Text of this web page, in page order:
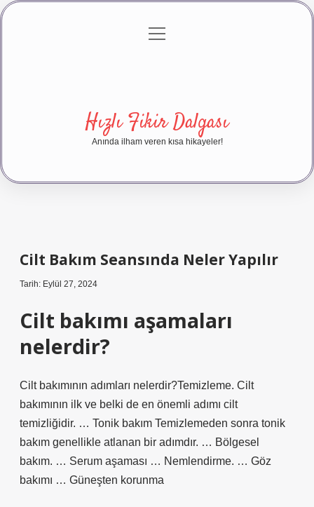
Gizlilik Politikası
menüyü
Hızlı Fikir Dalgası
Anında ilham veren kısa hikayeler!
Cilt Bakım Seansında Neler Yapılır
Tarih: Eylül 27, 2024
Cilt bakımı aşamaları
nelerdir?
Cilt bakımının adımları nelerdir?Temizleme. Cilt
bakımının ilk ve belki de en önemli adımı cilt
temizliğidir. … Tonik bakım Temizlemeden sonra tonik
bakım genellikle atlanan bir adımdır. … Bölgesel
bakım. … Serum aşaması … Nemlendirme. … Göz
bakımı … Güneşten korunma